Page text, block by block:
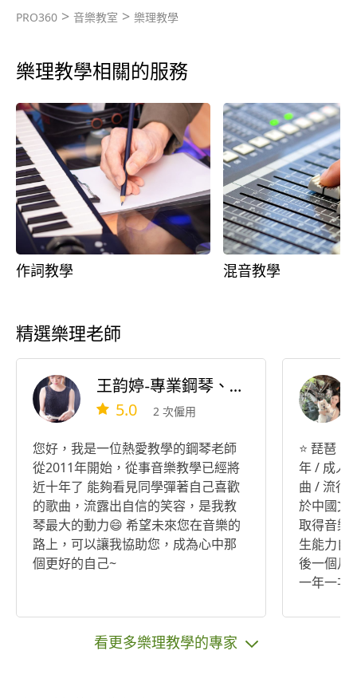
PRO360 > 音樂教室 > 樂理教學
樂理教學相關的服務
作詞教學 混音教學
精選樂理老師
王韵婷-專業鋼琴、樂理教學
5.0 2 次僱用
您好，我是一位熱愛教學的鋼琴老師
從2011年開始，從事音樂教學已經將
近十年了 能夠看見同學彈著自己喜歡
的歌曲，流露出自信的笑容，是我教
琴最大的動力😄 希望未來您在音樂的
路上，可以讓我協助您，成為心中那
個更好的自己~
⭐️ 琵琶
年 / 成人
曲 / 流行
於中國文
取得音樂
生能力自
後一個月
一年一次
看更多樂理教學的專家